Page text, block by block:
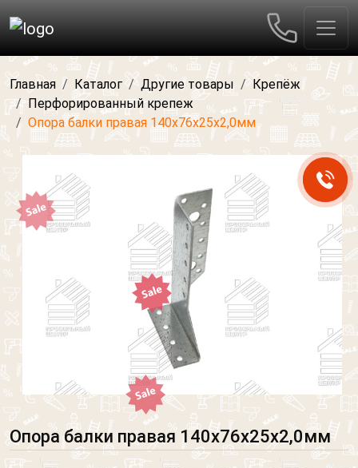
Главная Каталог Другие товары
Крепёж
Перфорированный крепеж
Опора балки правая 140х76х25х2,0мм
Опора балки правая 140х76х25х2,0мм